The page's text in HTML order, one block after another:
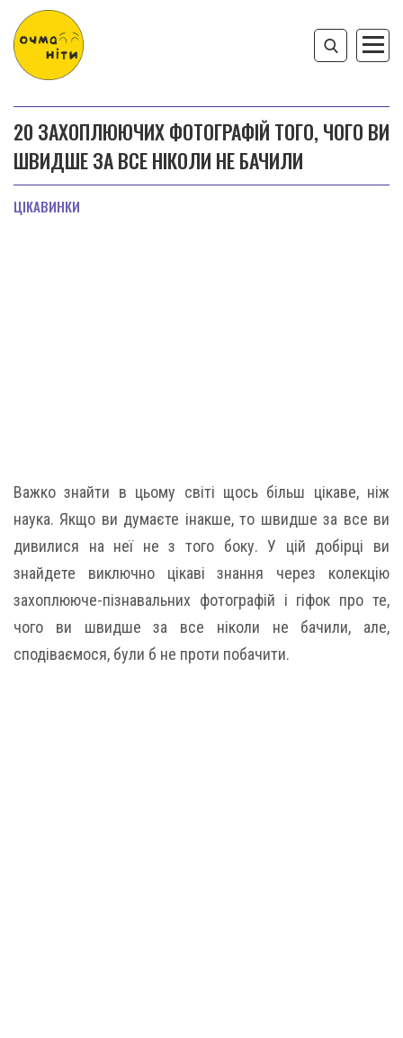
20 ЗАХОПЛЮЮЧИХ ФОТОГРАФІЙ ТОГО, ЧОГО ВИ
ШВИДШЕ ЗА ВСЕ НІКОЛИ НЕ БАЧИЛИ
ЦІКАВИНКИ
Важко знайти в цьому світі щось більш цікаве, ніж
наука. Якщо ви думаєте інакше, то швидше за все ви
дивилися на неї не з того боку. У цій добірці ви
знайдете виключно цікаві знання через колекцію
захоплююче-пізнавальних фотографій і гіфок про те,
чого ви швидше за все ніколи не бачили, але,
сподіваємося, були б не проти побачити.